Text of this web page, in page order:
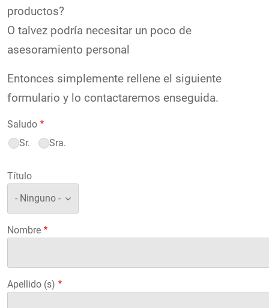
productos?
O talvez podría necesitar un poco de
asesoramiento personal
Entonces simplemente rellene el siguiente
formulario y lo contactaremos enseguida.
Saludo
Sr.
Sra.
Título
Nombre
Apellido (s)